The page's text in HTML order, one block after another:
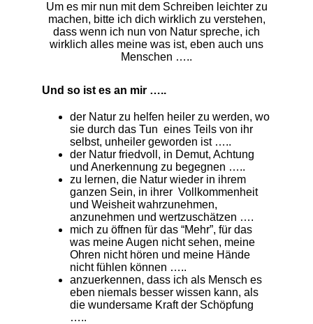
Um es mir nun mit dem Schreiben leichter zu
machen, bitte ich dich wirklich zu verstehen,
dass wenn ich nun von Natur spreche, ich
wirklich alles meine was ist, eben auch uns
Menschen …..
Und so ist es an mir …..
der Natur zu helfen heiler zu werden, wo
sie durch das Tun eines Teils von ihr
selbst, unheiler geworden ist …..
der Natur friedvoll, in Demut, Achtung
und Anerkennung zu begegnen …..
zu lernen, die Natur wieder in ihrem
ganzen Sein, in ihrer Vollkommenheit
und Weisheit wahrzunehmen,
anzunehmen und wertzuschätzen ….
mich zu öffnen für das “Mehr”, für das
was meine Augen nicht sehen, meine
Ohren nicht hören und meine Hände
nicht fühlen können …..
anzuerkennen, dass ich als Mensch es
eben niemals besser wissen kann, als
die wundersame Kraft der Schöpfung
…..